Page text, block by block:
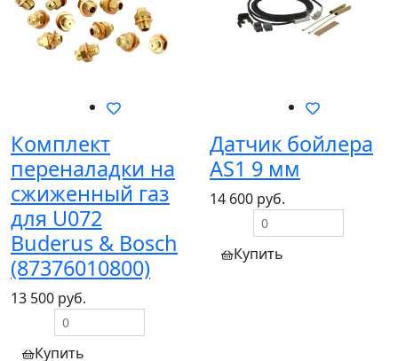
Комплект
переналадки на
сжиженный газ
для U072
Buderus & Bosch
(87376010800)
13 500 руб.
Купить
Датчик бойлера
AS1 9 мм
14 600 руб.
Купить